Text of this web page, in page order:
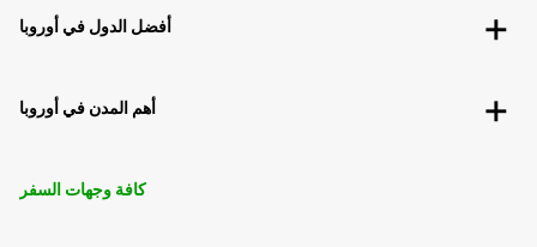
أفضل الدول في أوروبا
أهم المدن في أوروبا
كافة وجهات السفر